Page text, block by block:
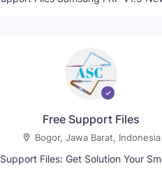
Free Support Files
Bogor, Jawa Barat, Indonesia
Files: Get Solution Your